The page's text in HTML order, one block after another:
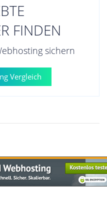
FINDEN
sichern
Vergleich